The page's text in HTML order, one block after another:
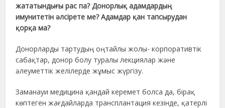
жататындығы рас па? Донорлық адамдардың
имунитетін әлсірете ме? Адамдар қан тапсырудан
қорқа ма?
Донорларды тартудың оңтайлы жолы- корпоративтік
сабақтар, донор болу туралы лекциялар және
әлеуметтік желілерде жұмыс жүргізу.
Заманауи медицина қандай керемет болса да, бірақ
көптеген жағдайларда трансплантация кезінде, қатерлі